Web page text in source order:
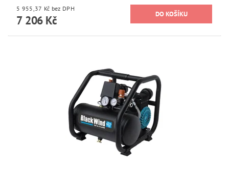
5 955,37 Kč bez DPH
7 206 Kč